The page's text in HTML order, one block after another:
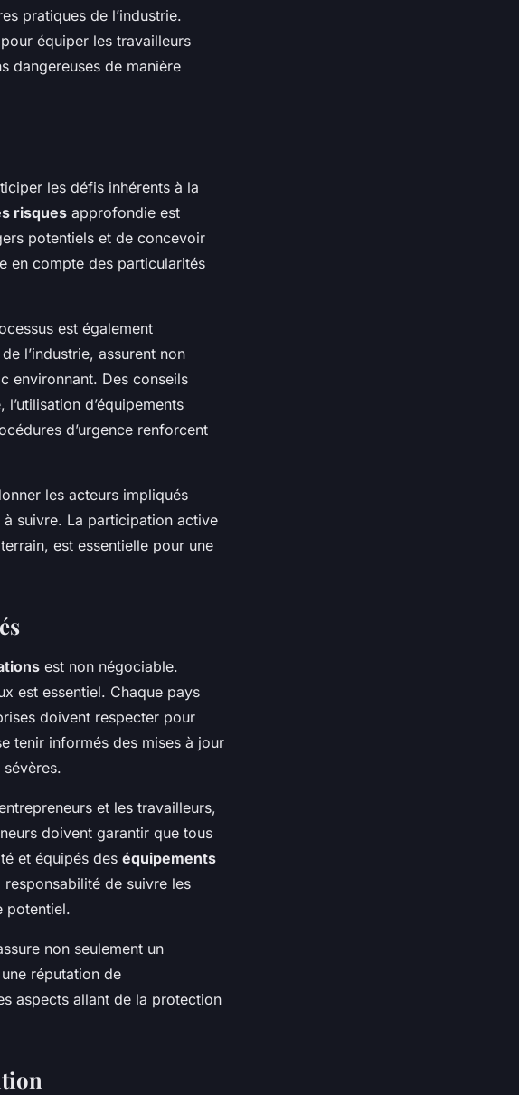
pratiques de l’industrie.
équiper les travailleurs
dangereuses de manière
les défis inhérents à la
risques approfondie est
potentiels et de concevoir
en compte des particularités
est également
l’industrie, assurent non
environnant. Des conseils
d’équipements
d’urgence renforcent
les acteurs impliqués
à suivre. La participation active
est essentielle pour une
est non négociable.
est essentiel. Chaque pays
doivent respecter pour
tenir informés des mises à jour
et les travailleurs,
doivent garantir que tous
et équipés des équipements
responsabilité de suivre les
potentiel.
non seulement un
réputation de
aspects allant de la protection